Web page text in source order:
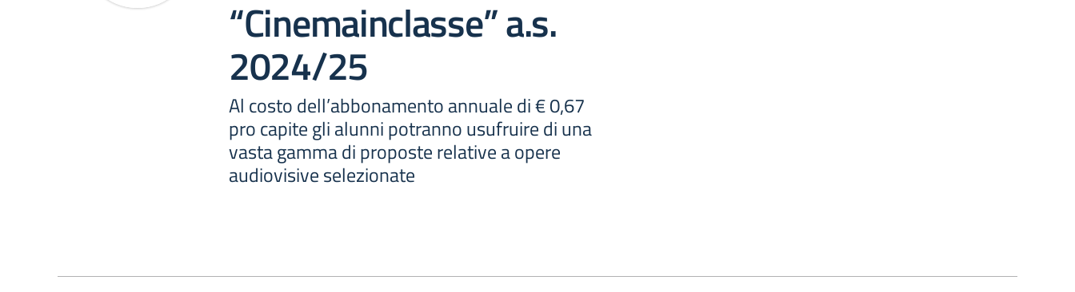
“Cinemainclasse” a.s.
2024/25
Al costo dell’abbonamento annuale di € 0,67
pro capite gli alunni potranno usufruire di una
vasta gamma di proposte relative a opere
audiovisive selezionate